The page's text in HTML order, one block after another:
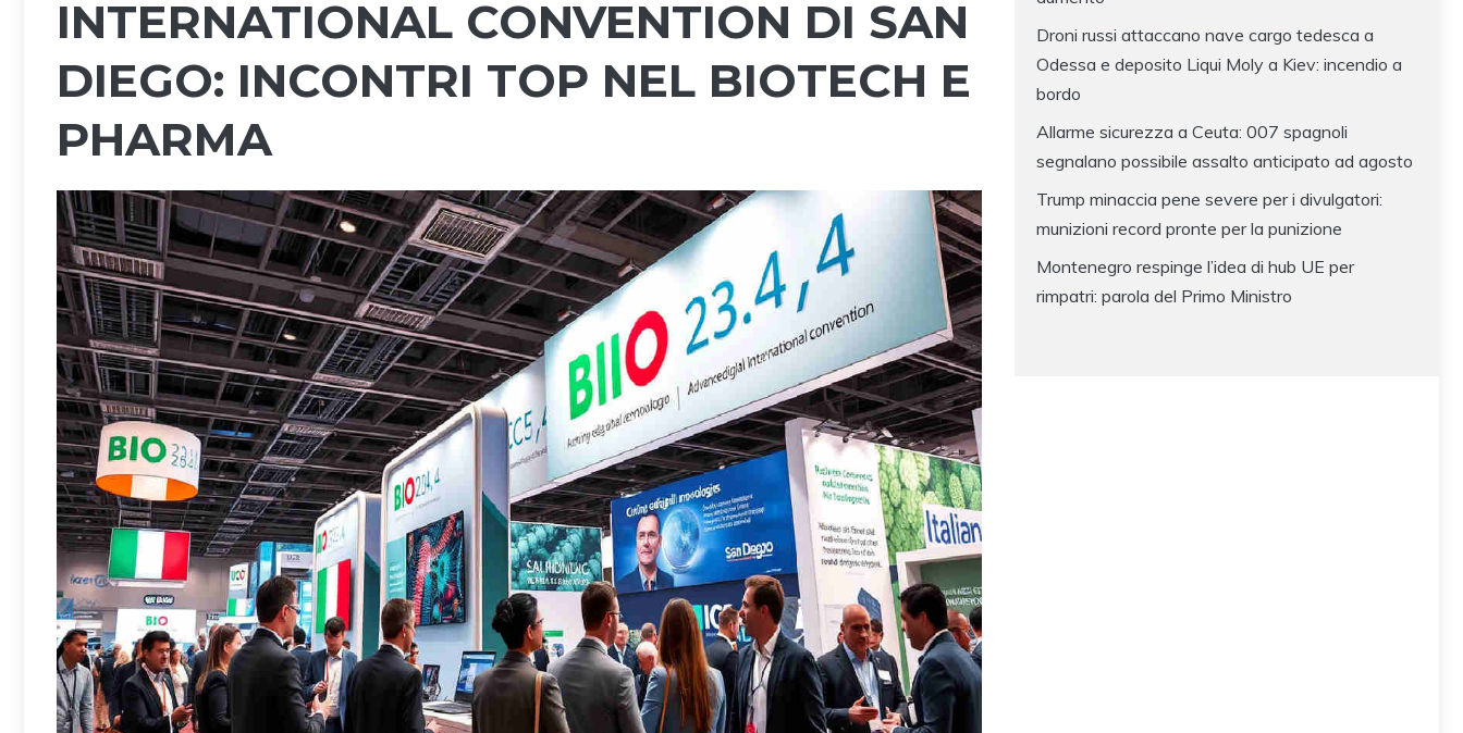
INTERNATIONAL CONVENTION DI SAN
DIEGO: INCONTRI TOP NEL BIOTECH E
PHARMA
Droni russi attaccano nave cargo tedesca a
Odessa e deposito Liqui Moly a Kiev: incendio a
bordo
Allarme sicurezza a Ceuta: 007 spagnoli
segnalano possibile assalto anticipato ad agosto
Trump minaccia pene severe per i divulgatori:
munizioni record pronte per la punizione
Montenegro respinge l’idea di hub UE per
rimpatri: parola del Primo Ministro